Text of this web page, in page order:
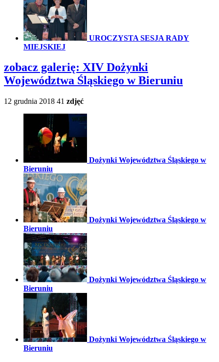
UROCZYSTA SESJA RADY
MIEJSKIEJ
zobacz galerię: XIV Dożynki
Województwa Śląskiego w Bieruniu
12 grudnia 2018 41 zdjęć
Dożynki Województwa Śląskiego w
Bieruniu
Dożynki Województwa Śląskiego w
Bieruniu
Dożynki Województwa Śląskiego w
Bieruniu
Dożynki Województwa Śląskiego w
Bieruniu